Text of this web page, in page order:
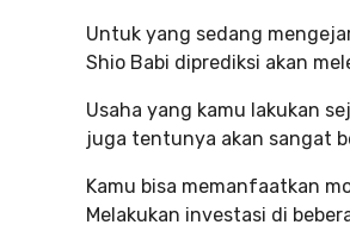
Untuk yang sedang
Shio Babi diprediksi akan
Usaha yang kamu lakukan
juga tentunya akan sangat
Kamu bisa memanfaatkan
Melakukan investasi di